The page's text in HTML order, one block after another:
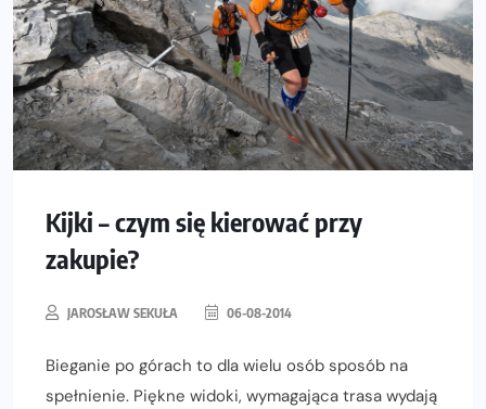
Kijki – czym się kierować przy
zakupie?
JAROSŁAW SEKUŁA 06-08-2014
Bieganie po górach to dla wielu osób sposób na
spełnienie. Piękne widoki, wymagająca trasa wydają